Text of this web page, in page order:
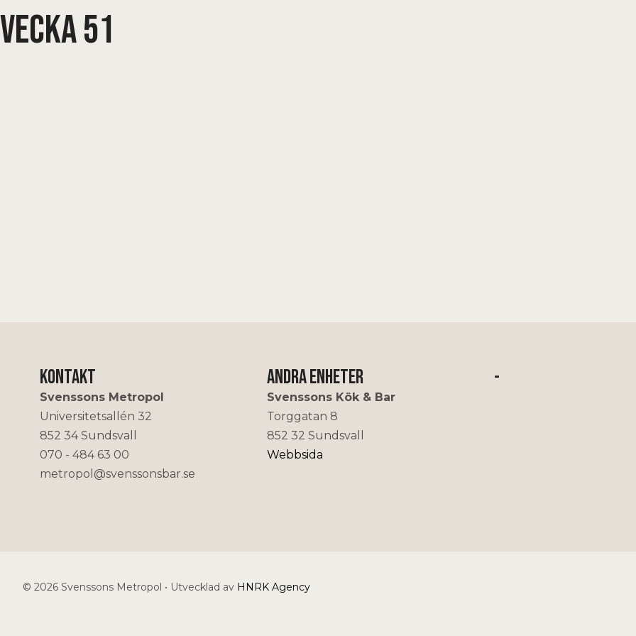
Vecka 51
Kontakt
Svenssons Metropol
Universitetsallén 32
852 34 Sundsvall
070 - 484 63 00
metropol@svenssonsbar.se
Andra enheter
Svenssons Kök & Bar
Torggatan 8
852 32 Sundsvall
Webbsida
-
© 2026 Svenssons Metropol • Utvecklad av HNRK Agency